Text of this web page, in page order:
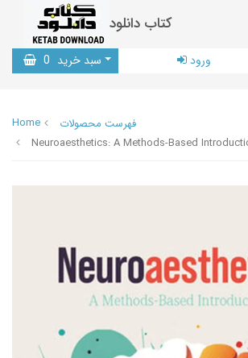
کتاب دانلود
سبد خرید 0 ورود
Home
فهرست محصولات
Neuroaesthetics: A Methods-Based